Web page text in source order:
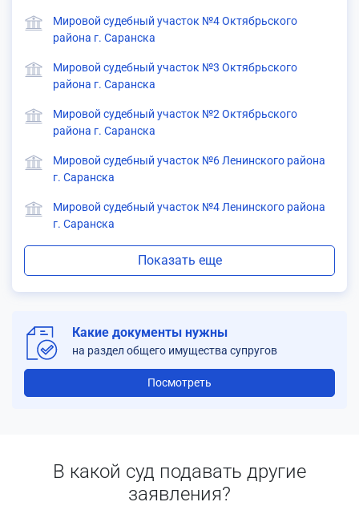
Мировой судебный участок №4 Октябрьского
района г. Саранска
Мировой судебный участок №3 Октябрьского
района г. Саранска
Мировой судебный участок №2 Октябрьского
района г. Саранска
Мировой судебный участок №6 Ленинского района
г. Саранска
Мировой судебный участок №4 Ленинского района
г. Саранска
Показать еще
Какие документы нужны
на раздел общего имущества супругов
Посмотреть
В какой суд подавать другие
заявления?